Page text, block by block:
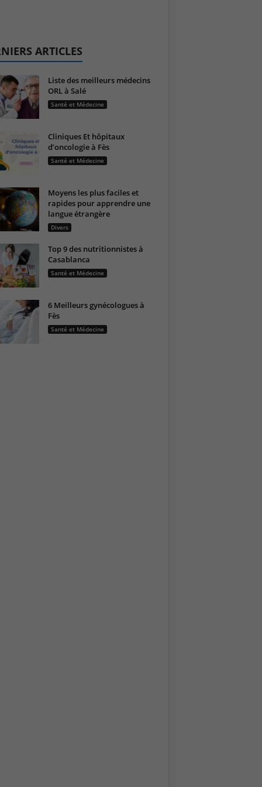
ARTICLES
Liste des meilleurs médecins
ORL à Salé
Santé et Médecine
Cliniques Et hôpitaux
d’oncologie à Fès
Santé et Médecine
Moyens les plus faciles et
rapides pour apprendre une
langue étrangère
Divers
Top 9 des nutritionnistes à
Casablanca
Santé et Médecine
6 Meilleurs gynécologues à
Fès
Santé et Médecine